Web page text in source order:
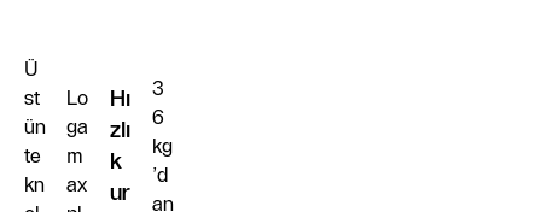
Ü
st
ün
te
kn
Lo
ga
m
ax
Hı
zlı
k
ur
3
6
kg
’d
an